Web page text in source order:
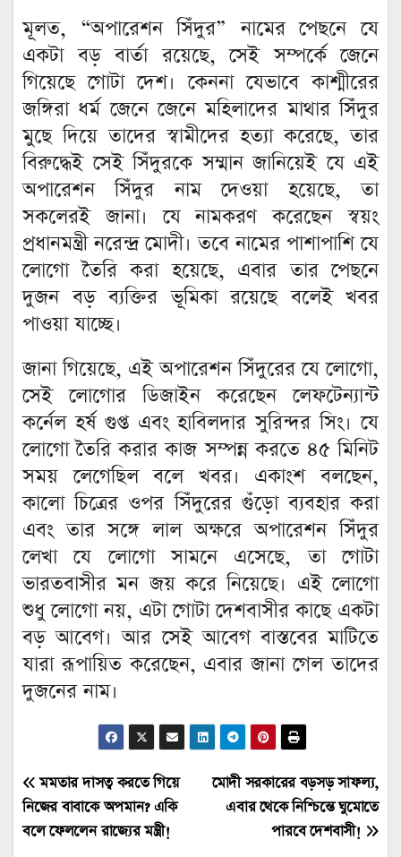
মূলত, “অপারেশন সিঁদুর” নামের পেছনে যে
একটা বড় বার্তা রয়েছে, সেই সম্পর্কে জেনে
গিয়েছে গোটা দেশ। কেননা যেভাবে কাশ্মীরের
জঙ্গিরা ধর্ম জেনে জেনে মহিলাদের মাথার সিঁদুর
মুছে দিয়ে তাদের স্বামীদের হত্যা করেছে, তার
বিরুদ্ধেই সেই সিঁদুরকে সম্মান জানিয়েই যে এই
অপারেশন সিঁদুর নাম দেওয়া হয়েছে, তা
সকলেরই জানা। যে নামকরণ করেছেন স্বয়ং
প্রধানমন্ত্রী নরেন্দ্র মোদী। তবে নামের পাশাপাশি যে
লোগো তৈরি করা হয়েছে, এবার তার পেছনে
দুজন বড় ব্যক্তির ভূমিকা রয়েছে বলেই খবর
পাওয়া যাচ্ছে।
জানা গিয়েছে, এই অপারেশন সিঁদুরের যে লোগো,
সেই লোগোর ডিজাইন করেছেন লেফটেন্যান্ট
কর্নেল হর্ষ গুপ্ত এবং হাবিলদার সুরিন্দর সিং। যে
লোগো তৈরি করার কাজ সম্পন্ন করতে ৪৫ মিনিট
সময় লেগেছিল বলে খবর‌। একাংশ বলছেন,
কালো চিত্রের ওপর সিঁদুরের গুঁড়ো ব্যবহার করা
এবং তার সঙ্গে লাল অক্ষরে অপারেশন সিঁদুর
লেখা যে লোগো সামনে এসেছে, তা গোটা
ভারতবাসীর মন জয় করে নিয়েছে। এই লোগো
শুধু লোগো নয়, এটা গোটা দেশবাসীর কাছে একটা
বড় আবেগ। আর সেই আবেগ বাস্তবের মাটিতে
যারা রূপায়িত করেছেন, এবার জানা গেল তাদের
দুজনের নাম।
Post
navigation
মোদী সরকারের বড়সড় সাফল্য,
এবার থেকে নিশ্চিন্তে ঘুমোতে
পারবে দেশবাসী!
মমতার দাসত্ব করতে গিয়ে
নিজের বাবাকে অপমান? একি
বলে ফেললেন রাজ্যের মন্ত্রী!